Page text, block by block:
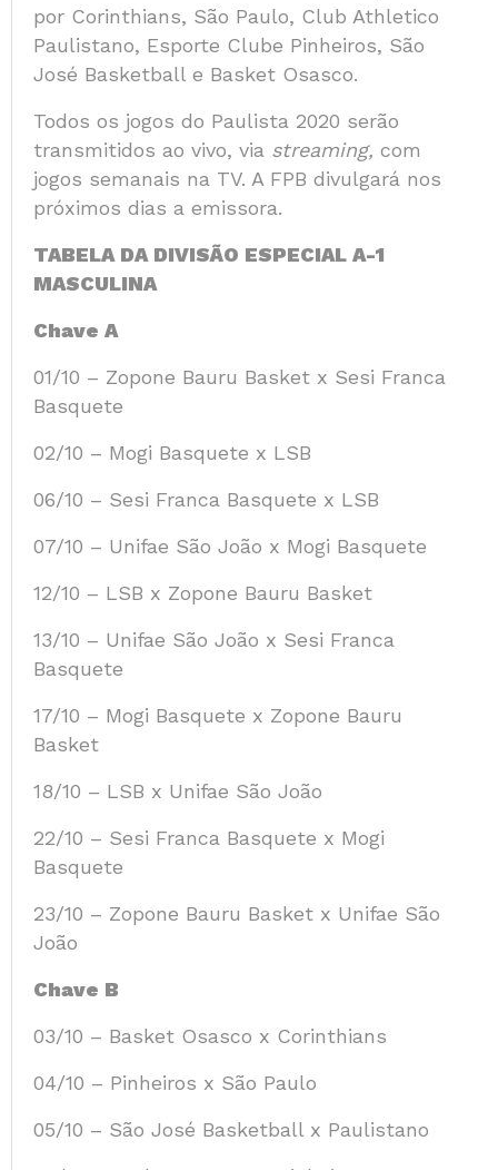
por Corinthians, São Paulo, Club Athletico
Paulistano, Esporte Clube Pinheiros, São
José Basketball e Basket Osasco.
Todos os jogos do Paulista 2020 serão
transmitidos ao vivo, via streaming, com
jogos semanais na TV. A FPB divulgará nos
próximos dias a emissora.
TABELA DA DIVISÃO ESPECIAL A-1
MASCULINA
Chave A
01/10 – Zopone Bauru Basket x Sesi Franca
Basquete
02/10 – Mogi Basquete x LSB
06/10 – Sesi Franca Basquete x LSB
07/10 – Unifae São João x Mogi Basquete
12/10 – LSB x Zopone Bauru Basket
13/10 – Unifae São João x Sesi Franca
Basquete
17/10 – Mogi Basquete x Zopone Bauru
Basket
18/10 – LSB x Unifae São João
22/10 – Sesi Franca Basquete x Mogi
Basquete
23/10 – Zopone Bauru Basket x Unifae São
João
Chave B
03/10 – Basket Osasco x Corinthians
04/10 – Pinheiros x São Paulo
05/10 – São José Basketball x Paulistano